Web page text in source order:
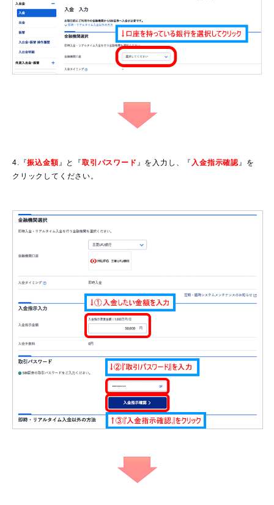
4.『振込金額』と『取引パスワード 』を入力し、『 入金指示確認』を
クリックしてください。